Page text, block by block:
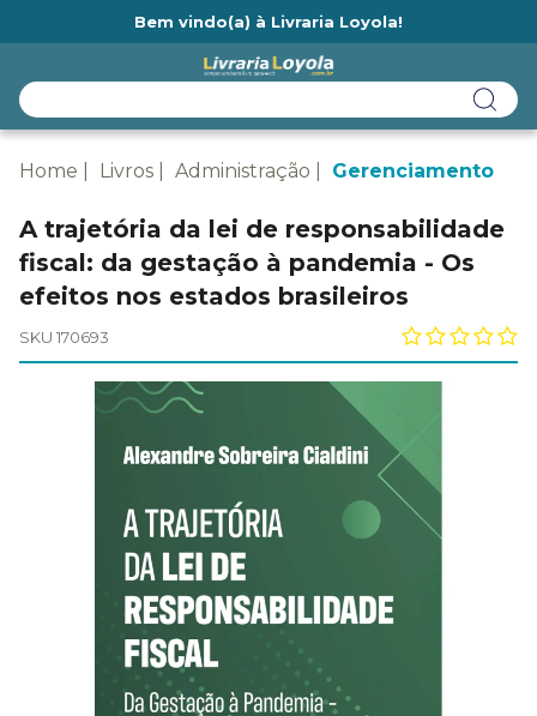
Bem vindo(a) à Livraria Loyola!
Home Livros Administração Gerenciamento
A trajetória da lei de responsabilidade
fiscal: da gestação à pandemia - Os
efeitos nos estados brasileiros
SKU 170693